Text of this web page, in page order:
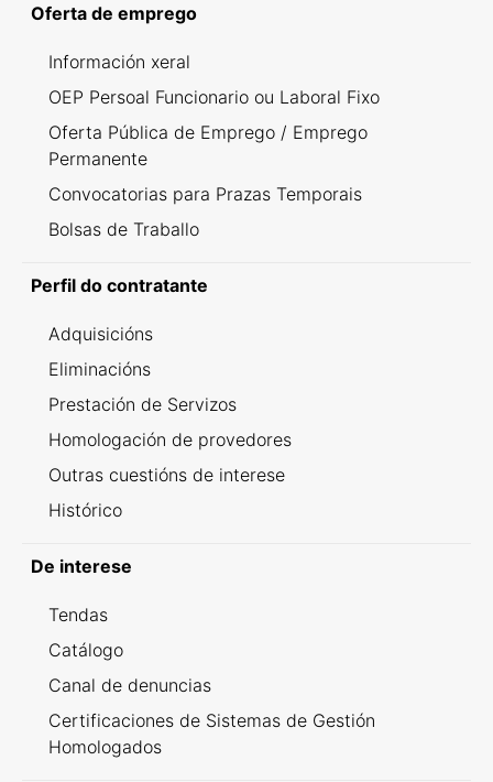
Oferta de emprego
Información xeral
OEP Persoal Funcionario ou Laboral Fixo
Oferta Pública de Emprego / Emprego
Permanente
Convocatorias para Prazas Temporais
Bolsas de Traballo
Perfil do contratante
Adquisicións
Eliminacións
Prestación de Servizos
Homologación de provedores
Outras cuestións de interese
Histórico
De interese
Tendas
Catálogo
Canal de denuncias
Certificaciones de Sistemas de Gestión
Homologados